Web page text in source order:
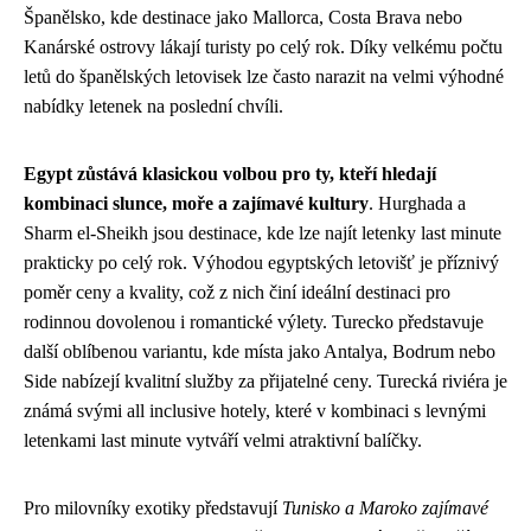
Španělsko, kde destinace jako Mallorca, Costa Brava nebo
Kanárské ostrovy lákají turisty po celý rok. Díky velkému počtu
letů do španělských letovisek lze často narazit na velmi výhodné
nabídky letenek na poslední chvíli.
Egypt zůstává klasickou volbou pro ty, kteří hledají
kombinaci slunce, moře a zajímavé kultury. Hurghada a
Sharm el-Sheikh jsou destinace, kde lze najít letenky last minute
prakticky po celý rok. Výhodou egyptských letovišť je příznivý
poměr ceny a kvality, což z nich činí ideální destinaci pro
rodinnou dovolenou i romantické výlety. Turecko představuje
další oblíbenou variantu, kde místa jako Antalya, Bodrum nebo
Side nabízejí kvalitní služby za přijatelné ceny. Turecká riviéra je
známá svými all inclusive hotely, které v kombinaci s levnými
letenkami last minute vytváří velmi atraktivní balíčky.
Pro milovníky exotiky představují Tunisko a Maroko zajímavé